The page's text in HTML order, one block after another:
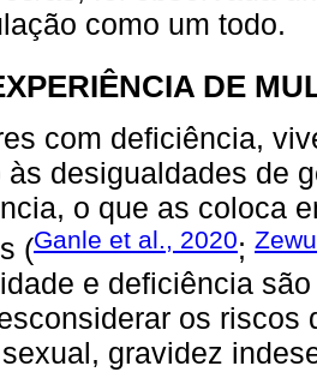
como um todo.
DE
com deficiência,
às desigualdades de
o que as coloca
(Ganle et al., 2020;
e deficiência
os riscos
gravidez